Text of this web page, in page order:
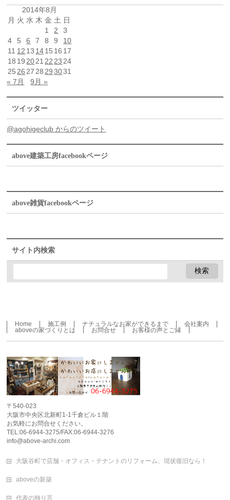
2014年8月
月 火 水 木 金 土 日
1
2
3
4
5 6 7 8 9
10
11 12 13 1415 16 17
18 19 2021 22 23 24
25 26 27 28 29 3031
« 7月
9月 »
ツイッター
@agohigeclub からのツイート
above建築工房facebookページ
above雑貨facebookページ
サイト内検索
Home 施工例 ナチュラルなお家ができるまで
会社案内
aboveの家づくりとは
お問合せ お客様の声とご縁
〒540-023
大阪市中央区北新町1-1千倉ビル１階
お気軽にお問合せください。
TEL:06-6944-3275/FAX:06-6944-3276
info@above-archi.com
大阪谷町で店舗・オフィス・テナントのリフォーム、現状復旧なら！
aboveの新築
代表の独り言